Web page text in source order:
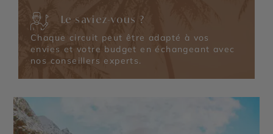
Le saviez-vous ?
Chaque circuit peut être adapté à vos
envies et votre budget en échangeant avec
nos conseillers experts.